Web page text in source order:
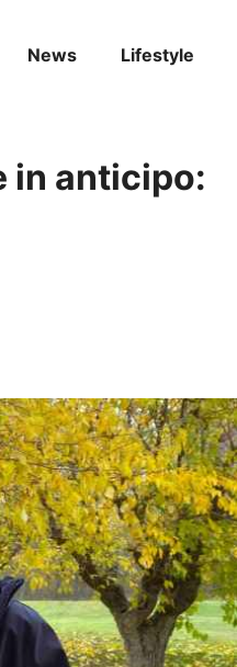
News Lifestyle
in anticipo: